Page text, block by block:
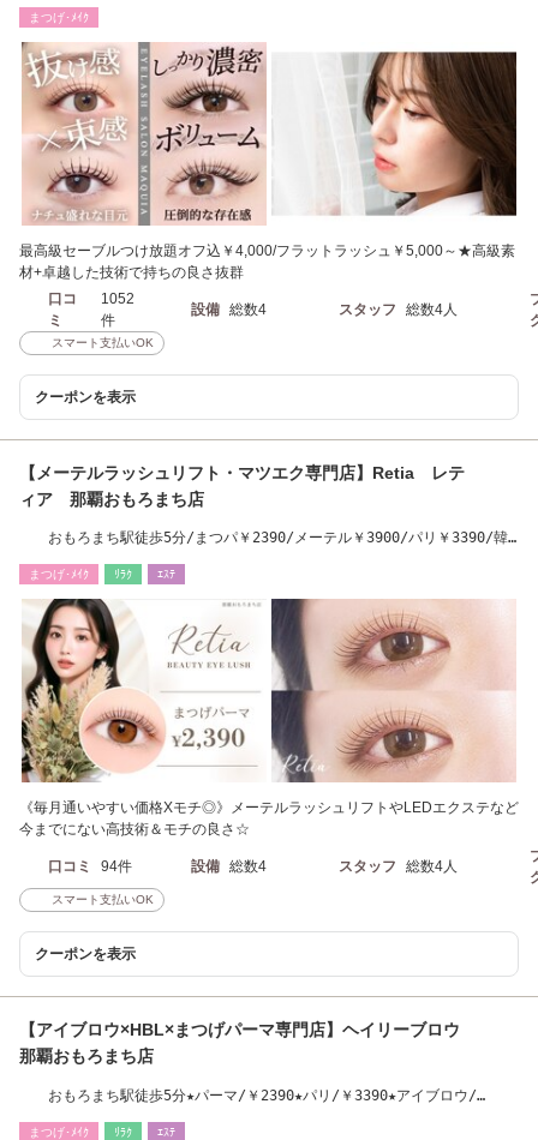
まつげ･ﾒｲｸ
最高級セーブルつけ放題オフ込￥4,000/フラットラッシュ￥5,000～★高級素
材+卓越した技術で持ちの良さ抜群
口コ
ミ
1052
件
設備 総数4 スタッフ 総数4人
スマート支払いOK
クーポンを表示
【メーテルラッシュリフト・マツエク専門店】Retia レテ
ィア 那覇おもろまち店
おもろまち駅徒歩5分/まつパ￥2390/メーテル￥3900/パリ￥3390/韓
まつげ･ﾒｲｸ ﾘﾗｸ ｴｽﾃ
《毎月通いやすい価格Xモチ◎》メーテルラッシュリフトやLEDエクステなど
今までにない高技術＆モチの良さ☆
口コミ 94件 設備 総数4 スタッフ 総数4人
スマート支払いOK
クーポンを表示
【アイブロウ×HBL×まつげパーマ専門店】ヘイリーブロウ
那覇おもろまち店
おもろまち駅徒歩5分★パーマ/￥2390★パリ/￥3390★アイブロウ/
まつげ･ﾒｲｸ ﾘﾗｸ ｴｽﾃ